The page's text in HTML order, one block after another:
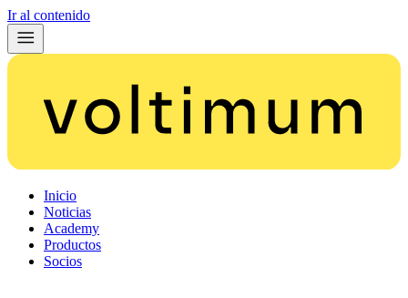
Ir al contenido
Inicio
Noticias
Academy
Productos
Socios